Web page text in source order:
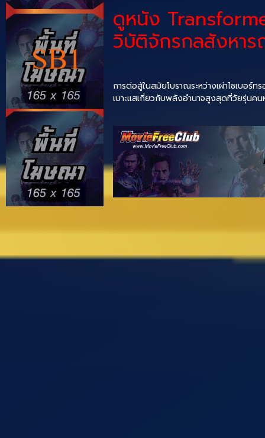
ดูหนัง
วิบัติจักรกลสังหาร
การต่อสู้ในสมัยโบราณระหว่างเผ่าไซเบอ
เบาะแสเกี่ยวกับพลังอำนาจสูงสุดที่วัยรุ่นค